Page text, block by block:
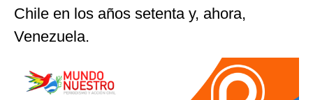
Chile en los años setenta y, ahora,
Venezuela.